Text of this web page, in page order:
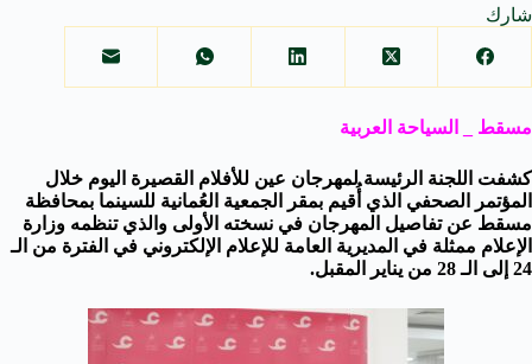
شارك
مسقط _ السياحة العربية
كشفت اللجنة الرئيسة لمهرجان عين للأفلام القصيرة اليوم خلال
المؤتمر الصحفي الذي أُقيم بمقر الجمعية العُمانية للسينما بمحافظة
مسقط عن تفاصيل المهرجان في نسخته الأولى والذي تنظمه وزارة
الإعلام ممثلة في المديرية العامة للإعلام الإلكتروني في الفترة من الـ
24 إلى الـ 28 من يناير المقبل.